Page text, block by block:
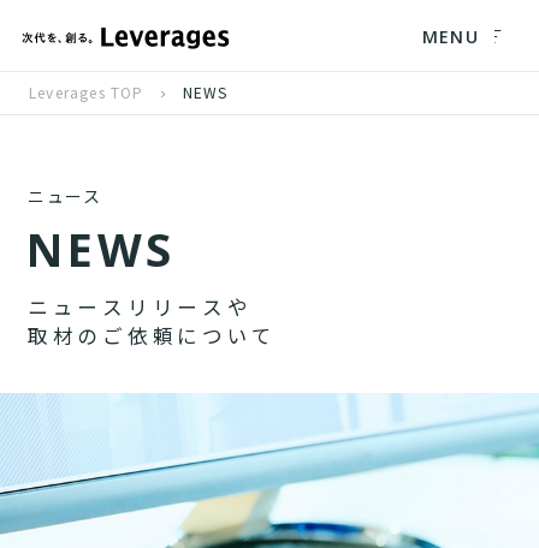
MENU
Leverages TOP NEWS
ニュース
NEWS
ニ ュ ー ス リ リ ー ス や
取 材 の ご 依 頼 に つ い て